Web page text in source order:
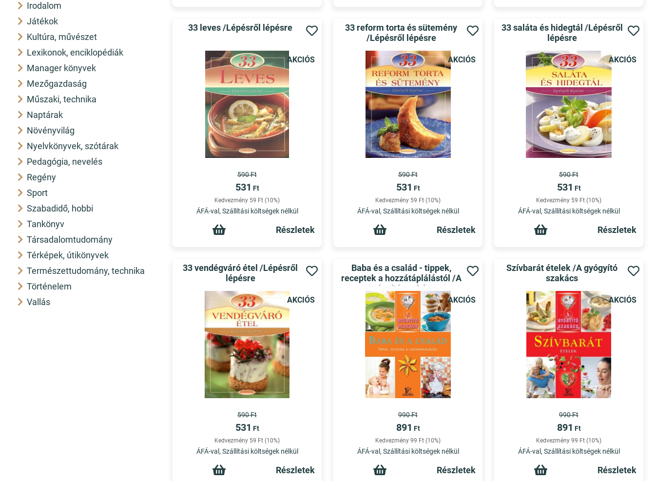
Irodalom
Játékok
Kultúra, művészet
Lexikonok, enciklopédiák
Manager könyvek
Mezőgazdaság
Műszaki, technika
Naptárak
Növényvilág
Nyelvkönyvek, szótárak
Pedagógia, nevelés
Regény
Sport
Szabadidő, hobbi
Tankönyv
Társadalomtudomány
Térképek, útikönyvek
Természettudomány, technika
Történelem
Vallás
AKCIÓS
33 leves /Lépésről lépésre
590 Ft
531 Ft
Kedvezmény 59 Ft (10%)
ÁFÁ-val, Szállítási költségek nélkül
Részletek
AKCIÓS
33 reform torta és sütemény
/Lépésről lépésre
590 Ft
531 Ft
Kedvezmény 59 Ft (10%)
ÁFÁ-val, Szállítási költségek nélkül
Részletek
AKCIÓS
33 saláta és hidegtál /Lépésről
lépésre
590 Ft
531 Ft
Kedvezmény 59 Ft (10%)
ÁFÁ-val, Szállítási költségek nélkül
Részletek
AKCIÓS
33 vendégváró étel /Lépésről
lépésre
590 Ft
531 Ft
Kedvezmény 59 Ft (10%)
ÁFÁ-val, Szállítási költségek nélkül
Részletek
AKCIÓS
Baba és a család - tippek,
receptek a hozzátáplálástól /A
gyógyító szakács
990 Ft
891 Ft
Kedvezmény 99 Ft (10%)
ÁFÁ-val, Szállítási költségek nélkül
Részletek
AKCIÓS
Szívbarát ételek /A gyógyító
szakács
990 Ft
891 Ft
Kedvezmény 99 Ft (10%)
ÁFÁ-val, Szállítási költségek nélkül
Részletek